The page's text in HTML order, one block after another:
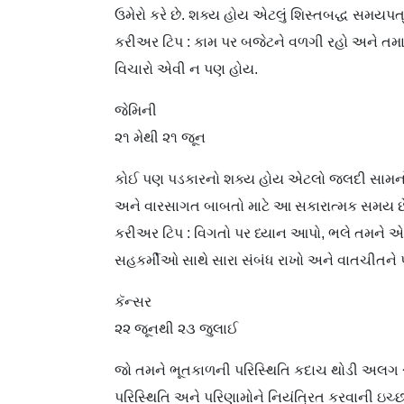
ઉમેરો કરે છે. શક્ય હોય એટલું શિસ્તબદ્ધ
કરીઅર ટિપ : કામ પર બજેટને વળગી રહો અને
વિચારો એવી ન પણ હોય.
જેમિની
૨૧ મેથી ૨૧ જૂન
કોઈ પણ પડકારનો શક્ય હોય એટલો જલદી
અને વારસાગત બાબતો માટે આ સકારાત્મક સમય
કરીઅર ટિપ : વિગતો પર ધ્યાન આપો, ભલે તમને
સહકર્મીઓ સાથે સારા સંબંધ રાખો અને વાતચીતને
કૅન્સર
૨૨ જૂનથી ૨૩ જુલાઈ
જો તમને ભૂતકાળની પરિસ્થિતિ કદાચ થોડી અલગ
પરિસ્થિતિ અને પરિણામોને નિયંત્રિત કરવાની